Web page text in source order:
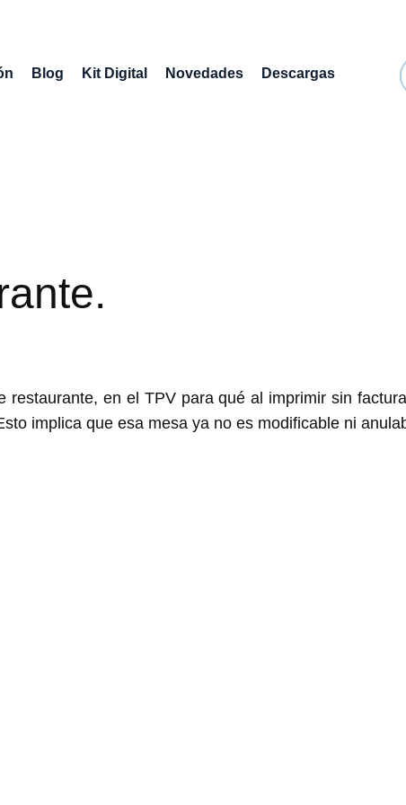
Blog Kit Digital Novedades Descargas
restaurante, en el TPV para qué al imprimir sin
implica que esa mesa ya no es modificable ni